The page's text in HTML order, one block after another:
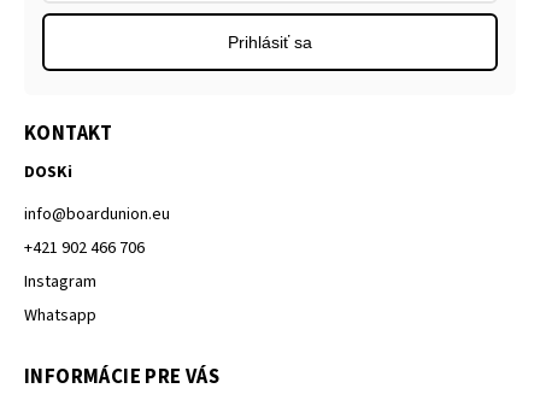
KONTAKT
DOSKi
info@boardunion.eu
+421 902 466 706
Instagram
Whatsapp
INFORMÁCIE PRE VÁS
Prihlásiť sa